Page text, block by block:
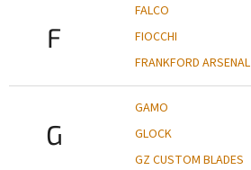
F
FALCO
FIOCCHI
FRANKFORD ARSENAL
G
GAMO
GLOCK
GZ CUSTOM BLADES